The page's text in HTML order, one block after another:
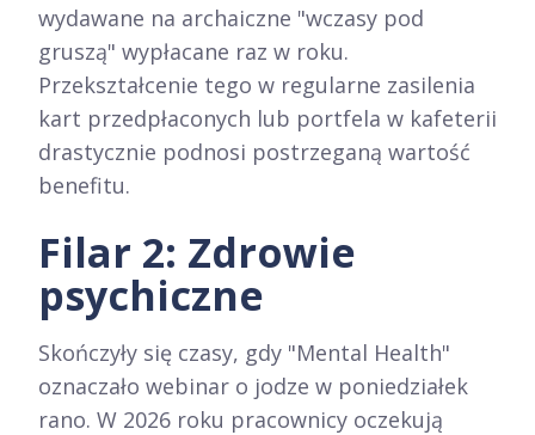
wydawane na archaiczne "wczasy pod
gruszą" wypłacane raz w roku.
Przekształcenie tego w regularne zasilenia
kart przedpłaconych lub portfela w kafeterii
drastycznie podnosi postrzeganą wartość
benefitu.
Filar 2: Zdrowie
psychiczne
Skończyły się czasy, gdy "Mental Health"
oznaczało webinar o jodze w poniedziałek
rano. W 2026 roku pracownicy oczekują